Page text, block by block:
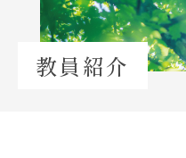
Topics
イベント一覧
教員紹介